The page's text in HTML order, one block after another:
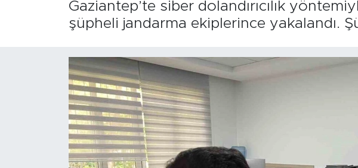
Gaziantep’te siber dolandırıcılık
şüpheli jandarma ekiplerince yakalandı.